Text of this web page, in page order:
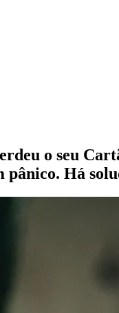
o seu
pânico. Há